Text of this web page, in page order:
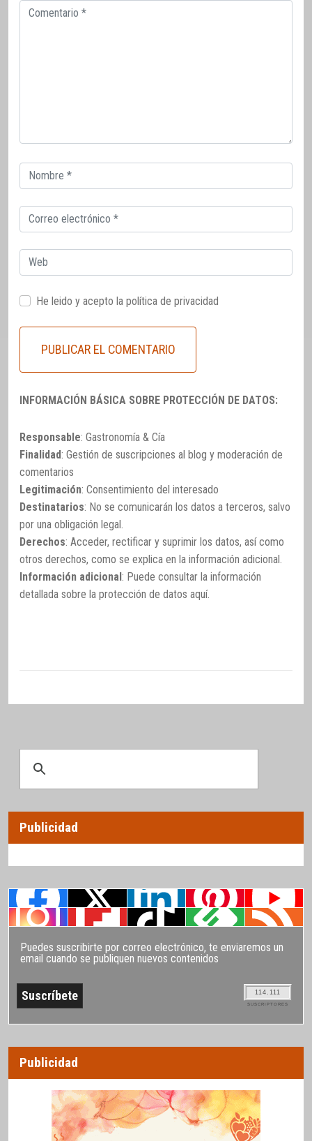
Comentario
Correo
electrónico
Correo
electrónico
Web
He leido y acepto la política de privacidad
INFORMACIÓN BÁSICA SOBRE PROTECCIÓN DE DATOS:
Responsable: Gastronomía & Cía
Finalidad: Gestión de suscripciones al blog y moderación de
comentarios
Legitimación: Consentimiento del interesado
Destinatarios: No se comunicarán los datos a terceros, salvo
por una obligación legal.
Derechos: Acceder, rectificar y suprimir los datos, así como
otros derechos, como se explica en la información adicional.
Información adicional: Puede consultar la información
detallada sobre la protección de datos aquí.
Publicidad
Puedes suscribirte por correo electrónico, te enviaremos un
email cuando se publiquen nuevos contenidos
114.111
SUSCRIPTORES
Publicidad